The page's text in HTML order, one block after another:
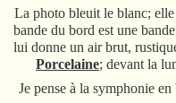
La photo bleuit le blanc;
bande du bord est une
lui donne un air brut,
Porcelaine; devant la
Je pense à la symphonie